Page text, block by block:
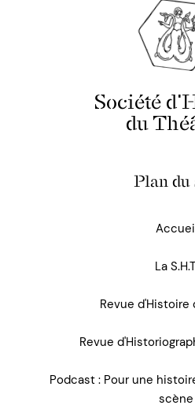
Société
du
Plan du
La
Revue d'Histoire
Revue
Podcast : Pour une
scène